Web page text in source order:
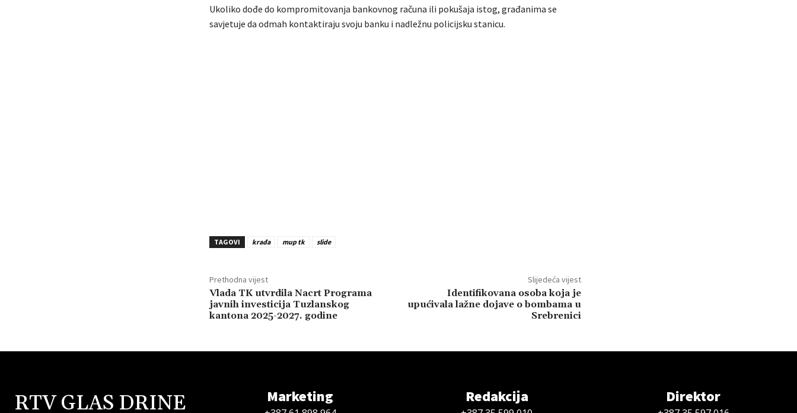
Ukoliko dođe do kompromitovanja bankovnog računa ili pokušaja istog, građanima se
savjetuje da odmah kontaktiraju svoju banku i nadležnu policijsku stanicu.
TAGOVI krađa mup tk slide
Prethodna vijest
Vlada TK utvrdila Nacrt Programa
javnih investicija Tuzlanskog
kantona 2025-2027. godine
Slijedeća vijest
Identifikovana osoba koja je
upućivala lažne dojave o bombama u
Srebrenici
RTV GLAS DRINE Marketing Redakcija Direktor